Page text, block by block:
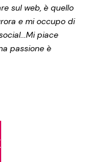
sul web, è quello
e mi occupo di
piace
passione è